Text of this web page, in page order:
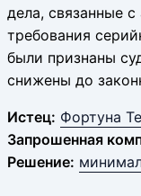
дела, связанные
требования
были признаны
снижены до
Истец: Фортуна
Запрошенная
Решение: